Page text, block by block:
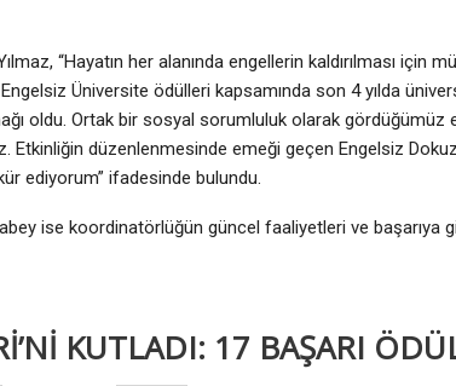
“Hayatın her alanında engellerin kaldırılması için
Üniversite ödülleri kapsamında son 4 yılda
oldu. Ortak bir sosyal sorumluluk olarak gördüğümüz
Etkinliğin düzenlenmesinde emeği geçen Engelsiz
ediyorum” ifadesinde bulundu.
ise koordinatörlüğün güncel faaliyetleri ve başarıya